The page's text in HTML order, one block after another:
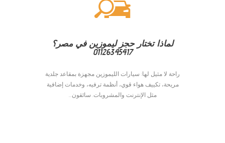
لماذا تختار حجز ليموزين في مصر؟
01126345417
راحة لا مثيل لها: سيارات الليموزين مجهزة بمقاعد جلدية
مريحة، تكييف هواء قوي، أنظمة ترفيه، وخدمات إضافية
مثل الإنترنت والمشروبات. سائقون...